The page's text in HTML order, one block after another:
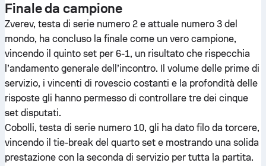
Finale da campione
Zverev, testa di serie numero 2 e attuale numero 3 del
mondo, ha concluso la finale come un vero campione,
vincendo il quinto set per 6-1, un risultato che rispecchia
l’andamento generale dell’incontro. Il volume delle prime di
servizio, i vincenti di rovescio costanti e la profondità delle
risposte gli hanno permesso di controllare tre dei cinque
set disputati.
Cobolli, testa di serie numero 10, gli ha dato filo da torcere,
vincendo il tie-break del quarto set e mostrando una solida
prestazione con la seconda di servizio per tutta la partita.